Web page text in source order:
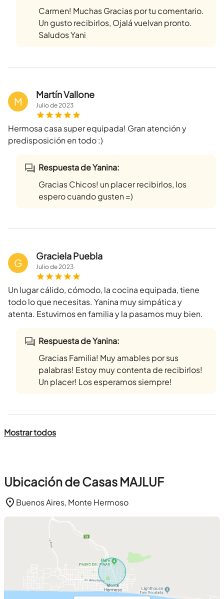
Carmen! Muchas Gracias por tu comentario.
Un gusto recibirlos, Ojalá vuelvan pronto.
Saludos Yani
M
Martín Vallone
Juliode2023
Hermosa casa super equipada! Gran atención y
predisposición en todo :)
Respuesta de Yanina:
Gracias Chicos! un placer recibirlos, los
espero cuando gusten =)
G
Graciela Puebla
Juliode2023
Un lugar cálido, cómodo, la cocina equipada, tiene
todo lo que necesitas. Yanina muy simpática y
atenta. Estuvimos en familia y la pasamos muy bien.
Respuesta de Yanina:
Gracias Familia! Muy amables por sus
palabras! Estoy muy contenta de recibirlos!
Un placer! Los esperamos siempre!
Mostrar todos
Ubicación de Casas MAJLUF
Buenos Aires, Monte Hermoso